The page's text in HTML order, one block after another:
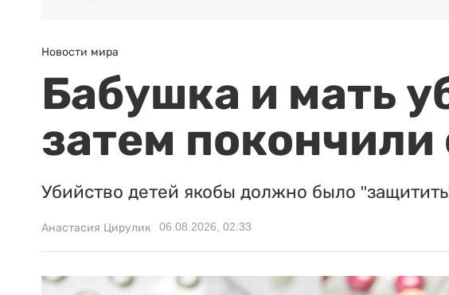
Новости мира
Бабушка и мать
затем покончили
Убийство детей якобы должно было
Анастасия Цирулик 06.08.2026, 02:33